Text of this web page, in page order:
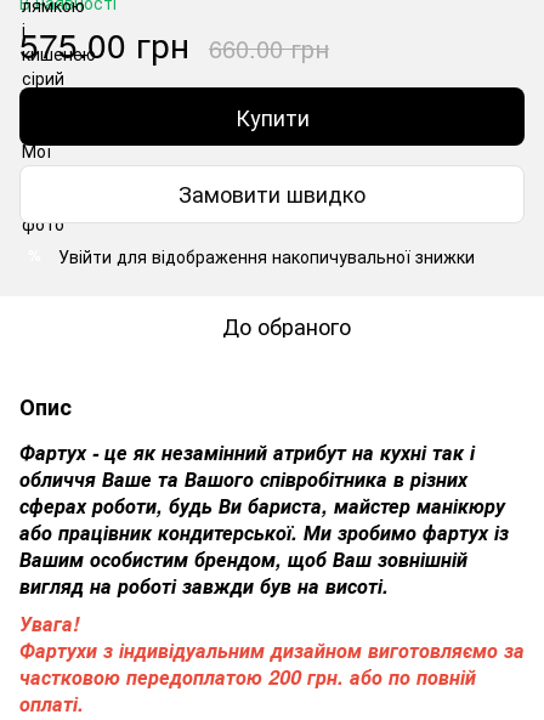
575.00 грн 660.00 грн
Купити
Замовити швидко
Увійти для відображення накопичувальної знижки
До обраного
Опис
Фартух - це як незамінний атрибут на кухні так і
обличчя Ваше та Вашого співробітника в різних
сферах роботи, будь Ви бариста, майстер манікюру
або працівник кондитерської. Ми зробимо фартух із
Вашим особистим брендом, щоб Ваш зовнішній
вигляд на роботі завжди був на висоті.
Увага!
Фартухи з індивідуальним дизайном виготовляємо за
частковою передоплатою 200 грн. або по повній
оплаті.